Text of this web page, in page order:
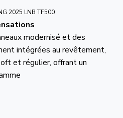
modernisé et des
intégrées au revêtement,
et régulier, offrant un